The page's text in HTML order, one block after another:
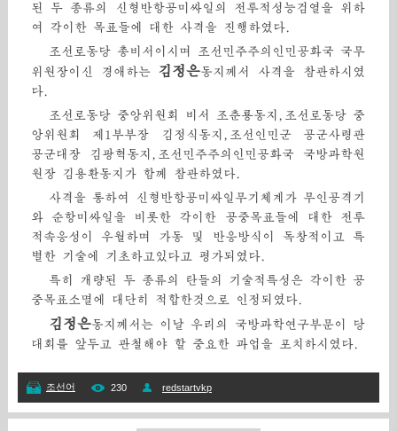
된 두 종류의 신형반항공미싸일의 전투적성능검열을 위하
여 각이한 목표들에 대한 사격을 진행하였다.
조선로동당 총비서이시며 조선민주주의인민공화국 국무
위원장이신 경애하는 김정은동지께서 사격을 참관하시였
다.
조선로동당 중앙위원회 비서 조춘룡동지,조선로동당 중
앙위원회 제1부부장 김정식동지,조선인민군 공군사령관
공군대장 김광혁동지,조선민주주의인민공화국 국방과학원
원장 김용환동지가 함께 참관하였다.
사격을 통하여 신형반항공미싸일무기체계가 무인공격기
와 순항미싸일을 비롯한 각이한 공중목표들에 대한 전투
적속응성이 우월하며 가동 및 반응방식이 독창적이고 특
별한 기술에 기초하고있다고 평가되였다.
특히 개량된 두 종류의 탄들의 기술적특성은 각이한 공
중목표소멸에 대단히 적합한것으로 인정되였다.
김정은동지께서는 이날 우리의 국방과학연구부문이 당
대회를 앞두고 관철해야 할 중요한 과업을 포치하시였다.
조선어 230 redstartvkp